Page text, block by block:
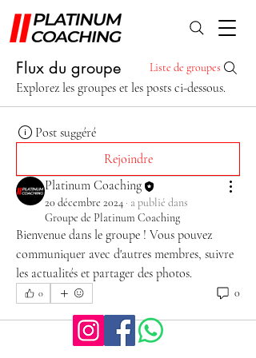
Flux du groupe Liste de groupes
Explorez les groupes et les posts ci-dessous.
Post suggéré
Rejoindre
Platinum Coaching
20 décembre 2024 · a publié dans
Groupe de Platinum Coaching
Bienvenue dans le groupe ! Vous pouvez
communiquer avec d'autres membres, suivre
les actualités et partager des photos.
0 0